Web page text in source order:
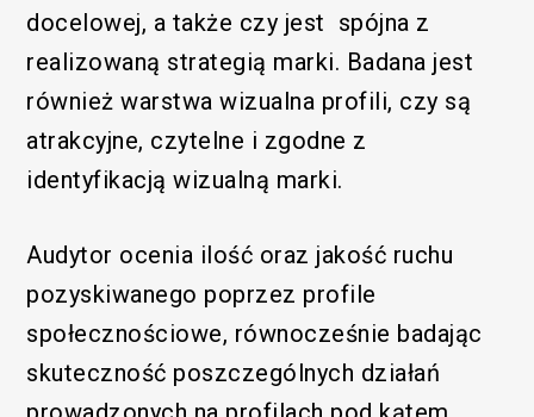
docelowej, a także czy jest spójna z
realizowaną strategią marki. Badana jest
również warstwa wizualna profili, czy są
atrakcyjne, czytelne i zgodne z
identyfikacją wizualną marki.
Audytor ocenia ilość oraz jakość ruchu
pozyskiwanego poprzez profile
społecznościowe, równocześnie badając
skuteczność poszczególnych działań